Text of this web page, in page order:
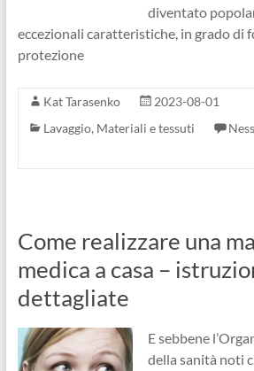
diventato
eccezionali caratteristiche, in grado di
protezione
Kat Tarasenko
2023-08-01
Lavaggio, Materiali e tessuti
Come realizzare una
medica a casa –
dettagliate
E sebbene
della sanità noti